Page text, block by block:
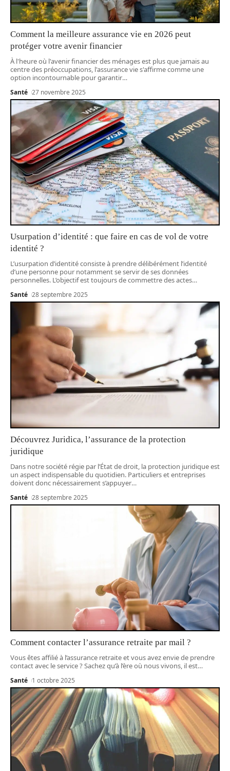
Comment la meilleure assurance vie en 2026 peut
protéger votre avenir financier
À l'heure où l'avenir financier des ménages est plus que jamais au
centre des préoccupations, l'assurance vie s'affirme comme une
option incontournable pour garantir…
Santé 27 novembre 2025
Usurpation d’identité : que faire en cas de vol de votre
identité ?
L’usurpation d’identité consiste à prendre délibérément l’identité
d’une personne pour notamment se servir de ses données
personnelles. L’objectif est toujours de commettre des actes…
Santé 28 septembre 2025
Découvrez Juridica, l’assurance de la protection
juridique
Dans notre société régie par l’État de droit, la protection juridique est
un aspect indispensable du quotidien. Particuliers et entreprises
doivent donc nécessairement s’appuyer…
Santé 28 septembre 2025
Comment contacter l’assurance retraite par mail ?
Vous êtes affilié à l’assurance retraite et vous avez envie de prendre
contact avec le service ? Sachez qu’à l’ère où nous vivons, il est…
Santé 1 octobre 2025